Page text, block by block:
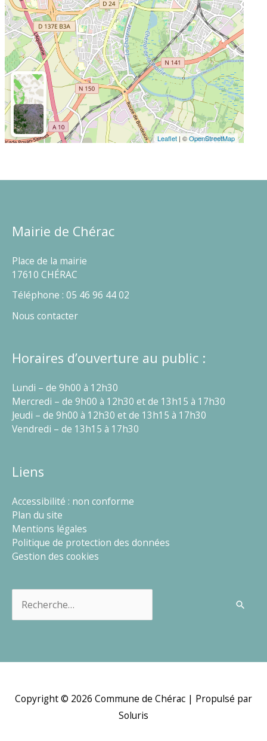
Leaflet| ©OpenStreetMap
Mairie de Chérac
Place de la mairie
17610 CHÉRAC
Téléphone : 05 46 96 44 02
Nous contacter
Horaires d’ouverture au public :
Lundi – de 9h00 à 12h30
Mercredi – de 9h00 à 12h30 et de 13h15 à 17h30
Jeudi – de 9h00 à 12h30 et de 13h15 à 17h30
Vendredi – de 13h15 à 17h30
Liens
Accessibilité : non conforme
Plan du site
Mentions légales
Politique de protection des données
Gestion des cookies
Copyright © 2026 Commune de Chérac | Propulsé par
Soluris